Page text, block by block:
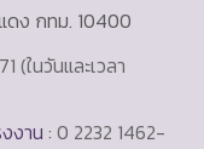
ดง กทม. 10400
(ในวันและเวลา
งาน : 0 2232 1462-